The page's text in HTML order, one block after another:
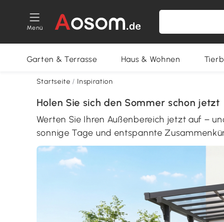
Menü
Garten & Terrasse Haus & Wohnen
Startseite / Inspiration
Holen Sie sich den Sommer schon jetzt
Werten Sie Ihren Außenbereich jetzt auf –
sonnige Tage und entspannte